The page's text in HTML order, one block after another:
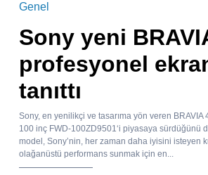
Genel
Sony yeni
profesyonel
tanıttı
Sony, en yenilikçi ve tasarıma yön veren BRAVIA
100 inç FWD-100ZD9501‘i piyasaya sürdüğünü
model, Sony’nin, her zaman daha iyisini isteyen
olağanüstü performans sunmak için en...